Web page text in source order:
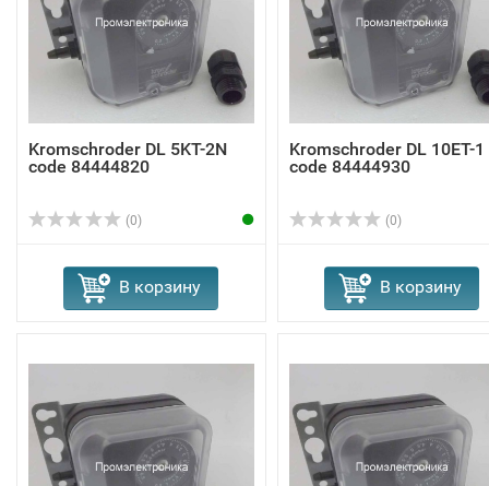
Kromschroder DL 5KT-2N
code 84444820
(0)
В корзину
Kromschroder DL 10ET-1
code 84444930
(0)
В корзину